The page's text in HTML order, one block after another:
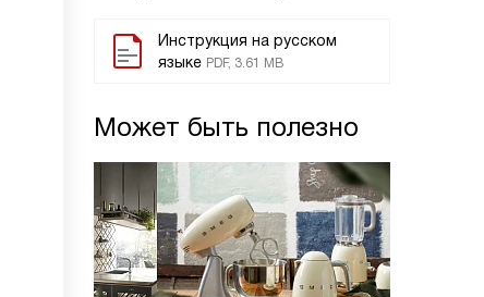
Инструкция на русском
языке PDF, 3.61 MB
Может быть полезно